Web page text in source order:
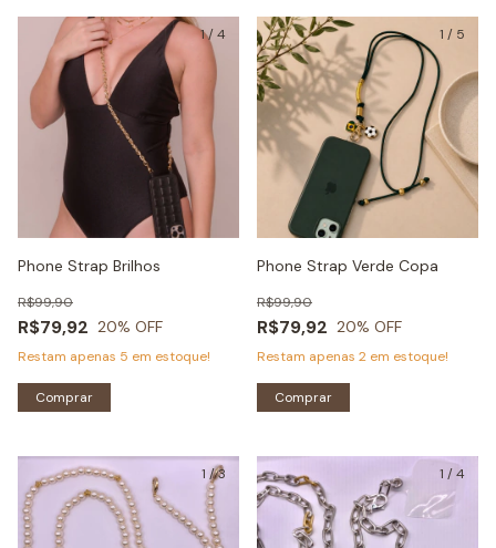
1/4
Phone Strap Brilhos
R$79,92
R$99,90
20% OFF
Restam apenas 5 em estoque!
1 / 5
Phone Strap Verde Copa
R$79,92
R$99,90
20% OFF
Restam apenas 2 em estoque!
Comprar
1 /3 1 /4